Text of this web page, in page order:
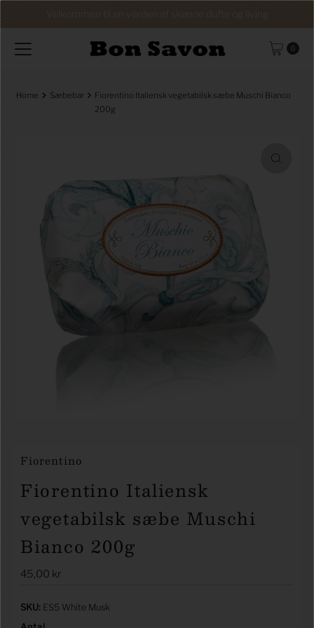
0
Home Sæbebar
Fiorentino Italiensk vegetabilsk sæbe Muschi Bianco
200g
Fiorentino
Fiorentino Italiensk
vegetabilsk sæbe Muschi
Bianco 200g
Førpris
45,00 kr
tilbage
SKU: ES5 White Musk